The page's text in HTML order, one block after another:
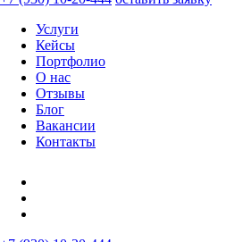
Услуги
Кейсы
Портфолио
О нас
Отзывы
Блог
Вакансии
Контакты